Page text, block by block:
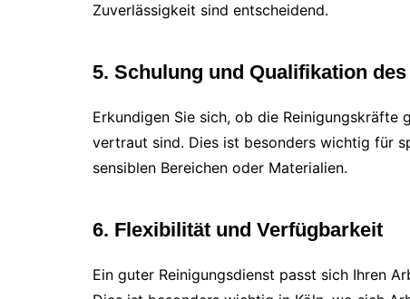
Zuverlässigkeit sind entscheidend.
5. Schulung und Qualifikation
Erkundigen Sie sich, ob die Reinigungskräfte
vertraut sind. Dies ist besonders wichtig für
sensiblen Bereichen oder Materialien.
6. Flexibilität und Verfügbarkeit
Ein guter Reinigungsdienst passt sich Ihren